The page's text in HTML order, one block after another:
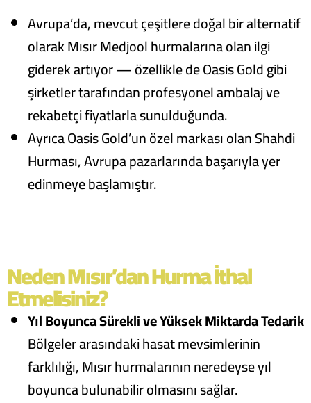
Avrupa’da, mevcut çeşitlere doğal bir alternatif
olarak Mısır Medjool hurmalarına olan ilgi
giderek artıyor — özellikle de Oasis Gold gibi
şirketler tarafından profesyonel ambalaj ve
rekabetçi fiyatlarla sunulduğunda.
Ayrıca Oasis Gold’un özel markası olan Shahdi
Hurması, Avrupa pazarlarında başarıyla yer
edinmeye başlamıştır.
Neden Mısır’dan Hurma İthal
Etmelisiniz?
Yıl Boyunca Sürekli ve Yüksek Miktarda Tedarik
Bölgeler arasındaki hasat mevsimlerinin
farklılığı, Mısır hurmalarının neredeyse yıl
boyunca bulunabilir olmasını sağlar.